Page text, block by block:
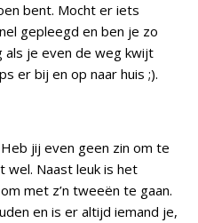
bent. Mocht er iets
gepleegd en ben je zo
als je even de weg kwijt
er bij en op naar huis ;).
jij even geen zin om te
wel. Naast leuk is het
met z’n tweeën te gaan.
en is er altijd iemand je,